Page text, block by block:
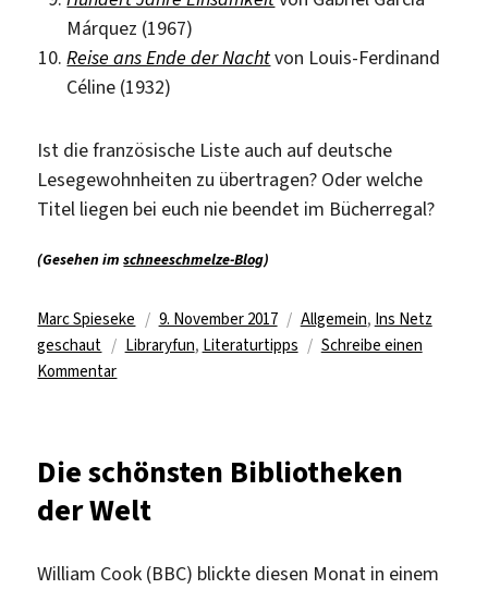
Márquez (1967)
Reise ans Ende der Nachtvon Louis-Ferdinand
Céline (1932)
Ist die französische Liste auch auf deutsche
Lesegewohnheiten zu übertragen? Oder welche
Titel liegen bei euch nie beendet im Bücherregal?
(Gesehen imschneeschmelze-Blog)
Autor
Marc Spieseke
Veröffentlicht
am
9. November 2017 Kategorien
Allgemein, Ins Netz
geschaut
Schlagwörter
Libraryfun, Literaturtipps
Schreibe einen
Kommentarzu
gelesene
Romane
…
Die schönsten Bibliotheken
der Welt
William Cook (BBC) blickte diesen Monat in einem